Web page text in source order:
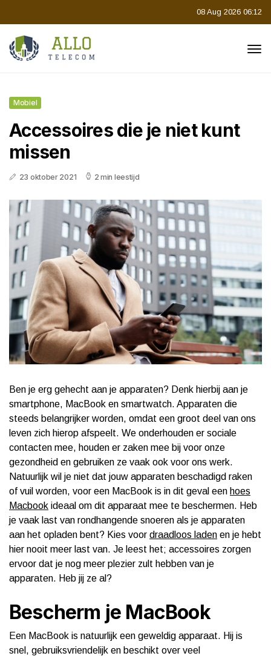
08 Aug 2026 06:12
Mobiel
Accessoires die je niet kunt
missen
23 oktober 2021 2 min leestijd
Ben je erg gehecht aan je apparaten? Denk hierbij aan je
smartphone, MacBook en smartwatch. Apparaten die
steeds belangrijker worden, omdat een groot deel van ons
leven zich hierop afspeelt. We onderhouden er sociale
contacten mee, houden er zaken mee bij voor onze
gezondheid en gebruiken ze vaak ook voor ons werk.
Natuurlijk wil je niet dat jouw apparaten beschadigd raken
of vuil worden, voor een MacBook is in dit geval een hoes
Macbook ideaal om dit apparaat mee te beschermen. Heb
je vaak last van rondhangende snoeren als je apparaten
aan het opladen bent? Kies voor draadloos laden en je hebt
hier nooit meer last van. Je leest het; accessoires zorgen
ervoor dat je nog meer plezier zult hebben van je
apparaten. Heb jij ze al?
Bescherm je MacBook
Een MacBook is natuurlijk een geweldig apparaat. Hij is
snel, gebruiksvriendelijk en beschikt over veel